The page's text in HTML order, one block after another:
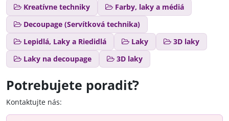
Kreatívne techniky
Farby, laky a médiá
Decoupage (Servítková technika)
Lepidlá, Laky a Riedidlá
Laky
3D laky
Laky na decoupage
3D laky
Potrebujete poradiť?
Kontaktujte nás: